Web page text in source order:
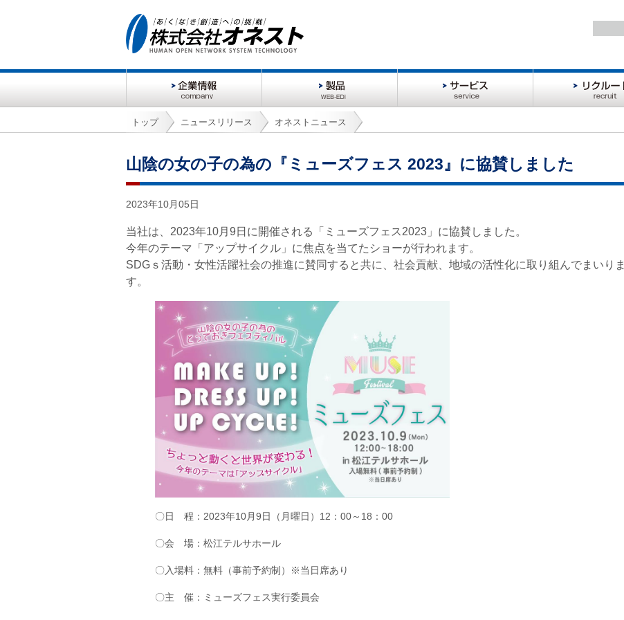
情
報
ビ
ル
トップ ニュースリリース オネストニュース
山陰の女の子の為の『ミューズフェス 2023』に協賛しました
2023年10月05日
当社は、2023年10月9日に開催される「ミューズフェス2023」に協賛しました。
今年のテーマ「アップサイクル」に焦点を当てたショーが行われます。
SDGｓ活動・女性活躍社会の推進に賛同すると共に、社会貢献、地域の活性化に取り組んでまいりま
す。
〇日 程：2023年10月9日（月曜日）12：00～18：00
〇会 場：松江テルサホール
〇入場料：無料（事前予約制）※当日席あり
〇主 催：ミューズフェス実行委員会